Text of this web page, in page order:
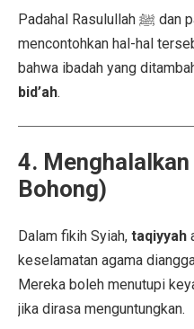
Padahal Rasulullah ﷺ dan para sahabat tidak pernah
mencontohkan hal-hal
bahwa ibadah yang
bid’ah.
4.
Bohong)
Dalam fikih Syiah, taqiyyah
keselamatan agama
Mereka boleh menutupi
jika dirasa menguntungkan.